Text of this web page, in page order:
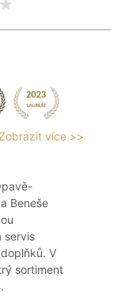
více >>
Beneše
servis
V
sortiment